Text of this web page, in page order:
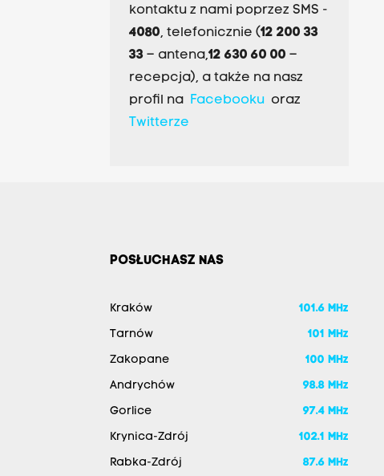
kontaktu z nami poprzez SMS -
4080, telefonicznie (12 200 33
33– antena,12 630 60 00 –
recepcja), a także na nasz
profil na Facebookuoraz
Twitterze
POSŁUCHASZ NAS
Kraków 101.6 MHz
Tarnów 101 MHz
Zakopane 100 MHz
Andrychów 98.8 MHz
Gorlice 97.4 MHz
Krynica-Zdrój 102.1 MHz
Rabka-Zdrój 87.6 MHz